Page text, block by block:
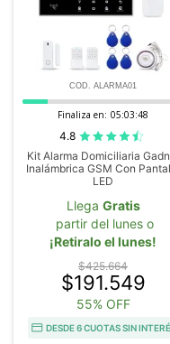
COD. ALARMA01
Finaliza en: 05:03:46
4.8
Kit Alarma Domiciliaria
Inalámbrica GSM Con
LED
Llega Gratis
partir del lunes o
¡Retiralo el lunes!
$425.664
$191.549
55% OFF
DESDE 6 CUOTAS SIN